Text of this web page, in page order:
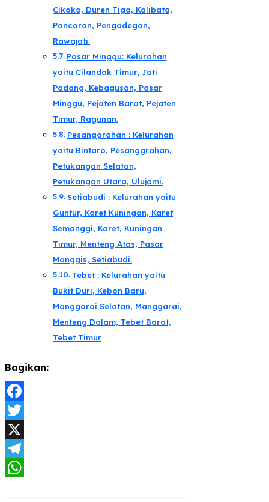
Cikoko, Duren Tiga, Kalibata,
Pancoran, Pengadegan,
Rawajati.
Pasar Minggu: Kelurahan
yaitu Cilandak Timur, Jati
Padang, Kebagusan, Pasar
Minggu, Pejaten Barat, Pejaten
Timur, Ragunan.
Pesanggrahan : Kelurahan
yaitu Bintaro, Pesanggrahan,
Petukangan Selatan,
Petukangan Utara, Ulujami.
Setiabudi : Kelurahan yaitu
Guntur, Karet Kuningan, Karet
Semanggi, Karet, Kuningan
Timur, Menteng Atas, Pasar
Manggis, Setiabudi.
Tebet : Kelurahan yaitu
Bukit Duri, Kebon Baru,
Manggarai Selatan, Manggarai,
Menteng Dalam, Tebet Barat,
Tebet Timur
Bagikan:
Facebook
Twitter
X
Telegram